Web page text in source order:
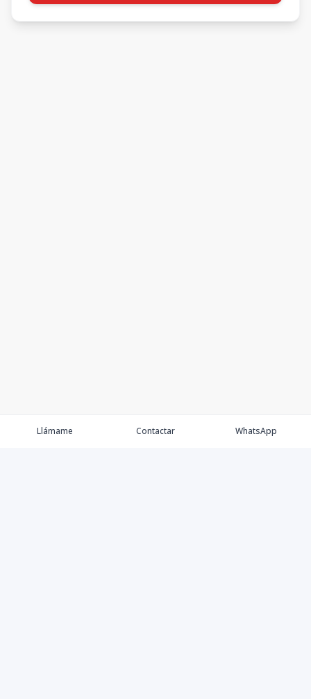
Llámame Contactar WhatsApp